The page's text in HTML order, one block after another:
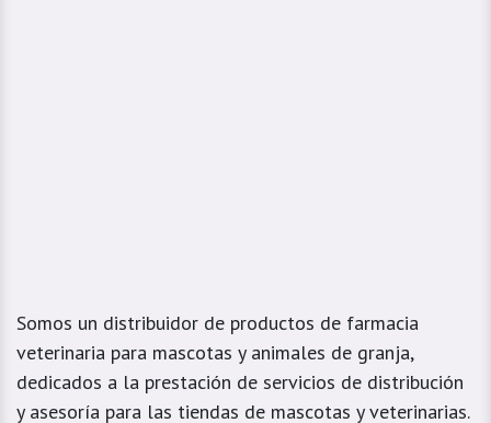
Somos un distribuidor de productos de farmacia
veterinaria para mascotas y animales de granja,
dedicados a la prestación de servicios de distribución
y asesoría para las tiendas de mascotas y veterinarias.